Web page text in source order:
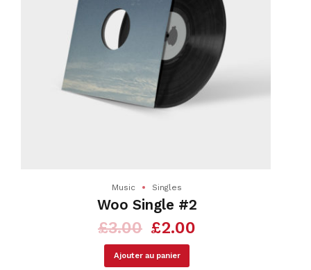
Music Singles
Woo Single #2
£3.00 Le
prix
initial
£2.00
Ajouter au panier